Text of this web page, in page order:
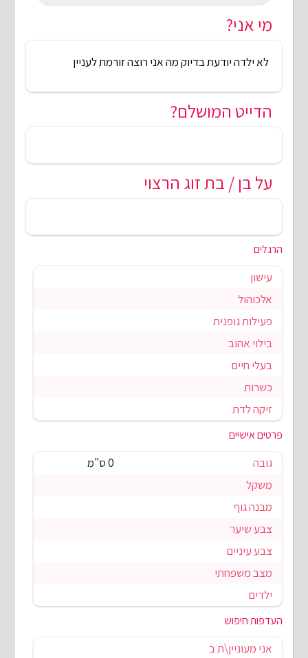
מי אני?
לא ילדה יודעת בדיוק מה אני רוצה זורמת לעניין
הדייט המושלם?
על בן / בת זוג הרצוי
הרגלים
עישון
אלכוהול
פעילות גופנית
בילוי אהוב
בעלי חיים
כשרות
זיקה לדת
פרטים אישיים
גובה
0 ס"מ
משקל
מבנה גוף
צבע שיער
צבע עיניים
מצב משפחתי
ילדים
העדפות חיפוש
אני מעוניין\ת ב